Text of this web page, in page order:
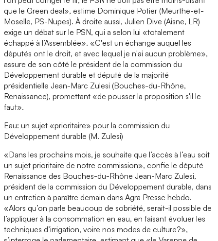
que le Green deal», estime Dominique Potier (Meurthe-et-
Moselle, PS-Nupes). À droite aussi, Julien Dive (Aisne, LR)
exige un débat sur le PSN, qui a selon lui «totalement
échappé à l’Assemblée». «C'est un échange auquel les
députés ont le droit, et avec lequel je n'ai aucun problème»,
assure de son côté le président de la commission du
Développement durable et député de la majorité
présidentielle Jean-Marc Zulesi (Bouches-du-Rhône,
Renaissance), promettant «de pousser la proposition s'il le
faut».
Eau: un sujet «prioritaire» pour la commission du
Développement durable (M. Zulesi)
«Dans les prochains mois, je souhaite que l’accès à l’eau soit
un sujet prioritaire de notre commission», confie le député
Renaissance des Bouches-du-Rhône Jean-Marc Zulesi,
président de la commission du Développement durable, dans
un entretien à paraître demain dans Agra Presse hebdo.
«Alors qu’on parle beaucoup de sobriété, serait-il possible de
l’appliquer à la consommation en eau, en faisant évoluer les
techniques d’irrigation, voire nos modes de culture?»,